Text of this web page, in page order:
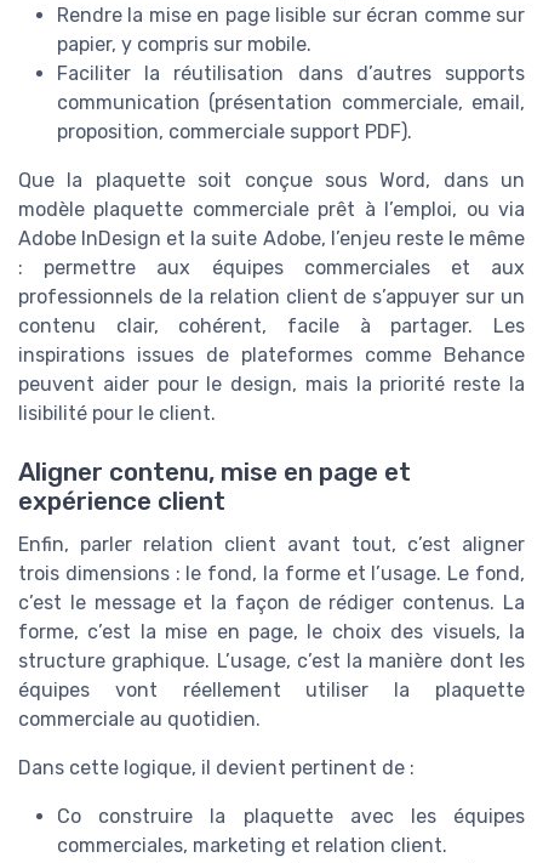
Rendre la mise en page lisible sur écran comme sur
papier, y compris sur mobile.
Faciliter la réutilisation dans d’autres supports
communication (présentation commerciale, email,
proposition, commerciale support PDF).
Que la plaquette soit conçue sous Word, dans un
modèle plaquette commerciale prêt à l’emploi, ou via
Adobe InDesign et la suite Adobe, l’enjeu reste le même
: permettre aux équipes commerciales et aux
professionnels de la relation client de s’appuyer sur un
contenu clair, cohérent, facile à partager. Les
inspirations issues de plateformes comme Behance
peuvent aider pour le design, mais la priorité reste la
lisibilité pour le client.
Aligner contenu, mise en page et
expérience client
Enfin, parler relation client avant tout, c’est aligner
trois dimensions : le fond, la forme et l’usage. Le fond,
c’est le message et la façon de rédiger contenus. La
forme, c’est la mise en page, le choix des visuels, la
structure graphique. L’usage, c’est la manière dont les
équipes vont réellement utiliser la plaquette
commerciale au quotidien.
Dans cette logique, il devient pertinent de :
Co construire la plaquette avec les équipes
commerciales, marketing et relation client.